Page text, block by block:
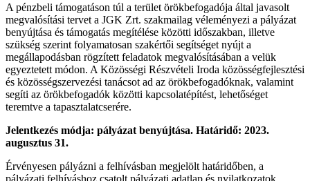
A pénzbeli támogatáson túl a terület örökbefogadója által javasolt
megvalósítási tervet a JGK Zrt. szakmailag véleményezi a pályázat
benyújtása és támogatás megítélése közötti időszakban, illetve
szükség szerint folyamatosan szakértői segítséget nyújt a
megállapodásban rögzített feladatok megvalósításában a velük
egyeztetett módon. A Közösségi Részvételi Iroda közösségfejlesztési
és közösségszervezési tanácsot ad az örökbefogadóknak, valamint
segíti az örökbefogadók közötti kapcsolatépítést, lehetőséget
teremtve a tapasztalatcserére.
Jelentkezés módja: pályázat benyújtása. Határidő: 2023.
augusztus 31.
Érvényesen pályázni a felhívásban megjelölt határidőben, a
pályázati felhíváshoz csatolt pályázati adatlap és nyilatkozatok